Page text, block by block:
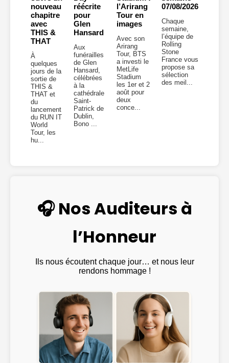
nouveau
chapitre
avec
THIS &
THAT
À
quelques
jours de la
sortie de
THIS &
THAT et
du
lancement
du RUN IT
World
Tour, les
hu...
réécrite
pour
Glen
Hansard
Aux
funérailles
de Glen
Hansard,
célébrées
à la
cathédrale
Saint-
Patrick de
Dublin,
Bono ...
l’Arirang
Tour en
images
Avec son
Arirang
Tour, BTS
a investi le
MetLife
Stadium
les 1er et 2
août pour
deux
conce...
07/08/2026
Chaque
semaine,
l’équipe de
Rolling
Stone
France vous
propose sa
sélection
des meil...
🎧 Nos Auditeurs à
l’Honneur
Ils nous écoutent chaque jour… et nous leur
rendons hommage !